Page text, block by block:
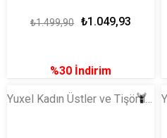
₺1.049,93
₺1.499,90
%30 İndirim
Yuxel Kadın Üstler ve Tişörtler